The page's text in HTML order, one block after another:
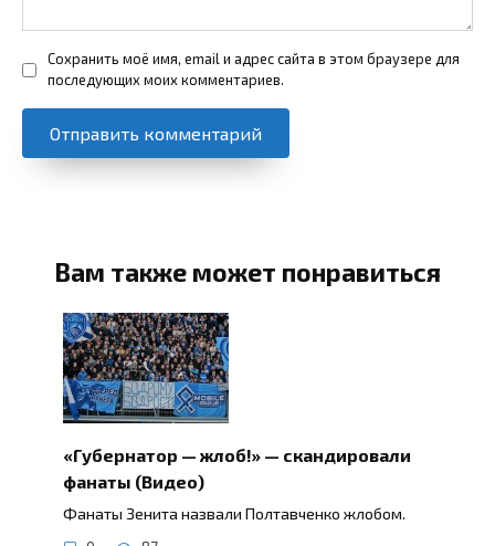
Сохранить моё имя, email и адрес сайта в этом браузере для
последующих моих комментариев.
Вам также может понравиться
«Губернатор — жлоб!» — скандировали
фанаты (Видео)
Фанаты Зенита назвали Полтавченко жлобом.